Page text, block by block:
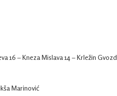
16 – Kneza Mislava 14 – Krležin Gvozd
Marinović